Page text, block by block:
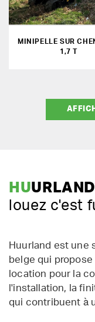
MINIPELLE SUR
1,7 T
HUURLAND
louez c'est
Huurland est une
belge qui
location pour la
l'installation, la
qui contribuent à